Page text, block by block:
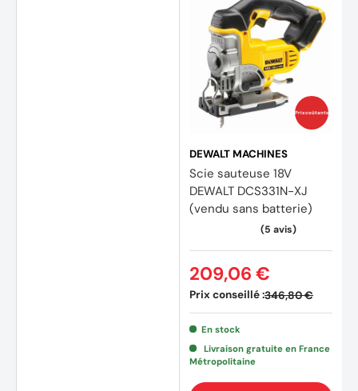
Prix coûtants
DEWALT MACHINES
Scie sauteuse 18V
DEWALT DCS331N-XJ
(vendu sans batterie)
Prix conseillé :346,80 €
209,06 €
En stock
Livraison gratuite en France
Métropolitaine